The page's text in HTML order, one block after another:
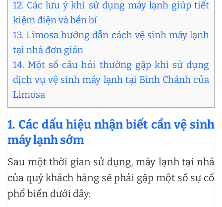
12. Các lưu ý khi sử dụng máy lạnh giúp tiết
kiệm điện và bền bỉ
13. Limosa hướng dẫn cách vệ sinh máy lạnh
tại nhà đơn giản
14. Một số câu hỏi thường gặp khi sử dụng
dịch vụ vệ sinh máy lạnh tại Bình Chánh của
Limosa
1. Các dấu hiệu nhận biết cần vệ sinh
máy lạnh sớm
Sau một thời gian sử dụng, máy lạnh tại nhà
của quý khách hàng sẽ phải gặp một số sự cố
phổ biến dưới đây: